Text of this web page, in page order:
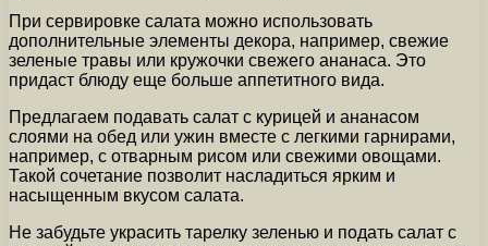
При сервировке салата можно использовать
дополнительные элементы декора, например, свежие
зеленые травы или кружочки свежего ананаса. Это
придаст блюду еще больше аппетитного вида.
Предлагаем подавать салат с курицей и ананасом
слоями на обед или ужин вместе с легкими гарнирами,
например, с отварным рисом или свежими овощами.
Такой сочетание позволит насладиться ярким и
насыщенным вкусом салата.
Не забудьте украсить тарелку зеленью и подать салат с